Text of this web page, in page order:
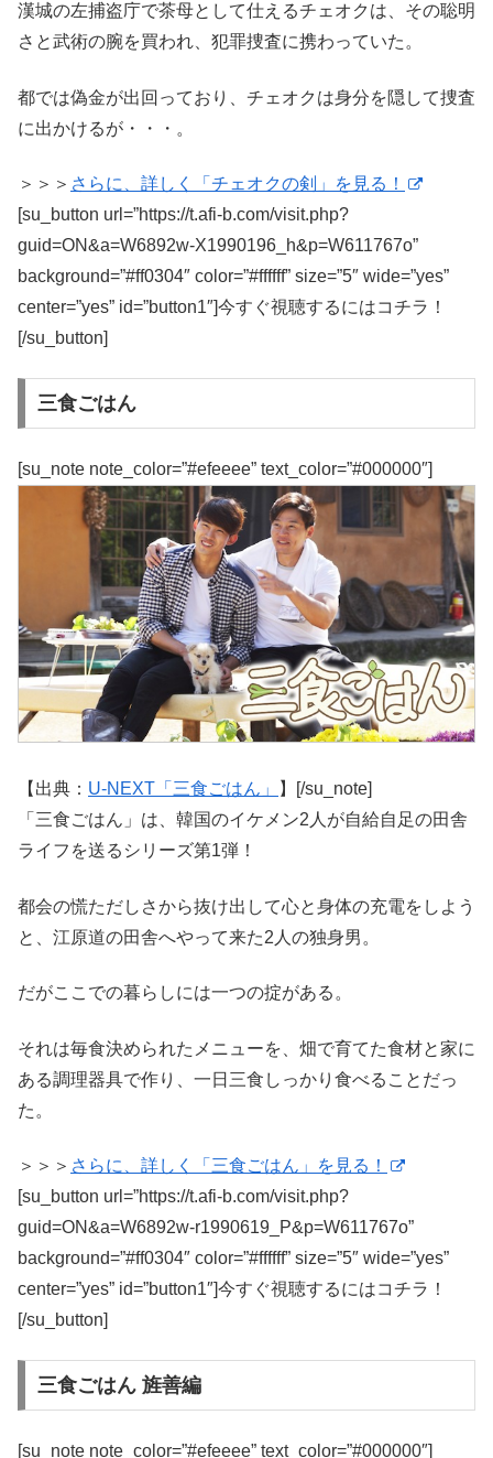
漢城の左捕盗庁で茶母として仕えるチェオクは、その聡明
さと武術の腕を買われ、犯罪捜査に携わっていた。
都では偽金が出回っており、チェオクは身分を隠して捜査
に出かけるが・・・。
＞＞＞ さらに、詳しく「チェオクの剣」を見る！
[su_button url=”https://t.afi-b.com/visit.php?
guid=ON&a=W6892w-X1990196_h&p=W611767o”
background=”#ff0304″ color=”#ffffff” size=”5″ wide=”yes”
center=”yes” id=”button1″]今すぐ視聴するにはコチラ！
[/su_button]
三食ごはん
[su_note note_color=”#efeeee” text_color=”#000000″]
【出典： U-NEXT「三食ごはん」
】[/su_note]
「三食ごはん」は、韓国のイケメン2人が自給自足の田舎
ライフを送るシリーズ第1弾！
都会の慌ただしさから抜け出して心と身体の充電をしよう
と、江原道の田舎へやって来た2人の独身男。
だがここでの暮らしには一つの掟がある。
それは毎食決められたメニューを、畑で育てた食材と家に
ある調理器具で作り、一日三食しっかり食べることだっ
た。
＞＞＞ さらに、詳しく「三食ごはん」を見る！
[su_button url=”https://t.afi-b.com/visit.php?
guid=ON&a=W6892w-r1990619_P&p=W611767o”
background=”#ff0304″ color=”#ffffff” size=”5″ wide=”yes”
center=”yes” id=”button1″]今すぐ視聴するにはコチラ！
[/su_button]
三食ごはん 旌善編
[su_note note_color=”#efeeee” text_color=”#000000″]